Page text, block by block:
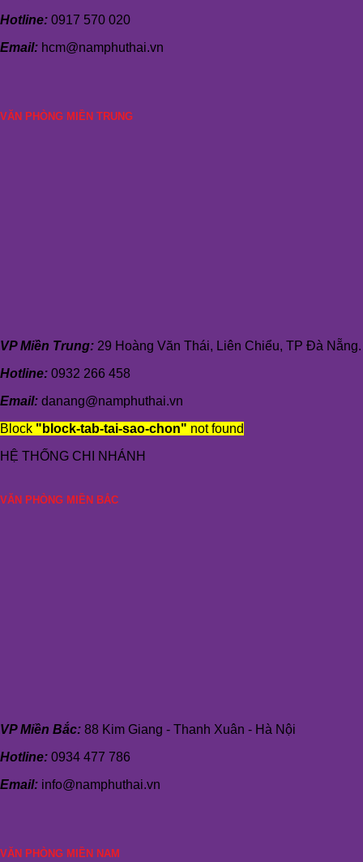
Hotline: 0917 570 020
Email: hcm@namphuthai.vn
VĂN PHÒNG MIỀN TRUNG
VP Miền Trung: 29 Hoàng Văn Thái, Liên Chiểu, TP Đà Nẵng.
Hotline: 0932 266 458
Email: danang@namphuthai.vn
Block "block-tab-tai-sao-chon" not found
HỆ THỐNG CHI NHÁNH
VĂN PHÒNG MIỀN BẮC
VP Miền Bắc: 88 Kim Giang - Thanh Xuân - Hà Nội
Hotline: 0934 477 786
Email: info@namphuthai.vn
VĂN PHÒNG MIỀN NAM